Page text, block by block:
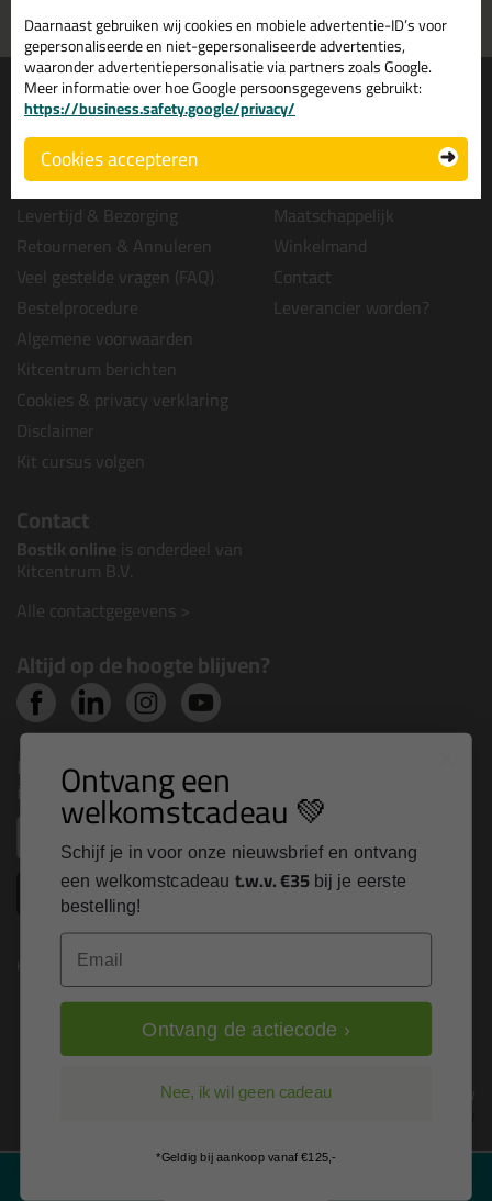
uit voorraad leverbaar wanneer je afhaalt
Informatie
Tips en tricks
Keuzehulpen
Acties
Levertijd & Bezorging
Retourneren & Annuleren
Veel gestelde vragen (FAQ)
Bestelprocedure
Algemene voorwaarden
Kitcentrum berichten
Cookies & privacy verklaring
Disclaimer
Kit cursus volgen
Over ons
Wie wij zijn?
Vacatures bij kitcentrum.nl
Over Kitcentrum.nl
Maatschappelijk
Winkelmand
Contact
Leverancier worden?
Contact
Bostik online is onderdeel van
Kitcentrum B.V.
Alle contactgegevens >
Altijd op de hoogte blijven?
Nieuws, tips en exclusieve deals rechtstreeks in je
inbox
Inschrijven
Kitcentrum is trots op:
Alle prijzen zijn in EURO en excl. 21% BTW
Daarnaast gebruiken wij cookies en mobiele advertentie-ID’s voor
gepersonaliseerde en niet-gepersonaliseerde advertenties,
waaronder advertentiepersonalisatie via partners zoals Google.
Meer informatie over hoe Google persoonsgegevens gebruikt:
https://business.safety.google/privacy/
Cookies accepteren
Ontvang een
welkomstcadeau 💚
Schijf je in voor onze nieuwsbrief en ontvang
een welkomstcadeau t.w.v. €35 bij je eerste
bestelling!
Email
Ontvang de actiecode ›
Nee, ik wil geen cadeau
*Geldig bij aankoop vanaf €125,-